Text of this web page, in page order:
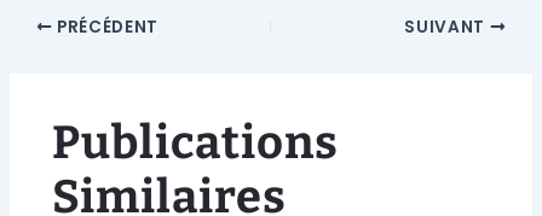
PRÉCÉDENT SUIVANT
Publications
Similaires